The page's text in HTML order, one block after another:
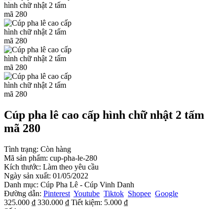
Cúp pha lê cao cấp hình chữ nhật 2 tấm
mã 280
Tình trạng: Còn hàng
Mã sản phẩm: cup-pha-le-280
Kích thước: Làm theo yêu cầu
Ngày sản xuất: 01/05/2022
Danh mục: Cúp Pha Lê - Cúp Vinh Danh
Đường dẫn: Pinterest Youtube Tiktok Shopee Google
325.000 ₫ 330.000 ₫ Tiết kiệm: 5.000 ₫